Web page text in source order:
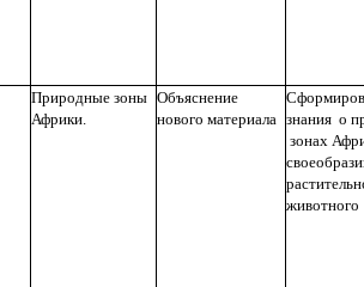
Природные зоны
Африки.
Объяснение
нового материала знания о
зонах